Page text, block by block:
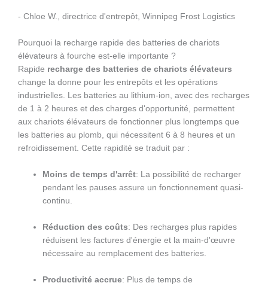
- Chloe W., directrice d'entrepôt, Winnipeg Frost Logistics
Pourquoi la recharge rapide des batteries de chariots
élévateurs à fourche est-elle importante ?
Rapide recharge des batteries de chariots élévateurs
change la donne pour les entrepôts et les opérations
industrielles. Les batteries au lithium-ion, avec des recharges
de 1 à 2 heures et des charges d'opportunité, permettent
aux chariots élévateurs de fonctionner plus longtemps que
les batteries au plomb, qui nécessitent 6 à 8 heures et un
refroidissement. Cette rapidité se traduit par :
Moins de temps d'arrêt: La possibilité de recharger
pendant les pauses assure un fonctionnement quasi-
continu.
Réduction des coûts: Des recharges plus rapides
réduisent les factures d'énergie et la main-d'œuvre
nécessaire au remplacement des batteries.
Productivité accrue: Plus de temps de